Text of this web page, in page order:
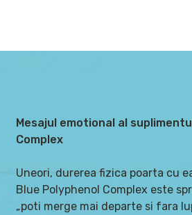
Mesajul emotional al
Complex
Uneori, durerea fizica poarta cu
Blue Polyphenol Complex este
„poti merge mai departe si fara